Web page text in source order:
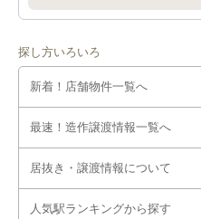
探し方いろいろ
新着！店舗物件一覧へ
最速！造作譲渡情報一覧へ
居抜き・譲渡情報について
人気駅ランキングから探す